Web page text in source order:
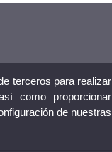
terceros para realizar
como proporcionar
de nuestras